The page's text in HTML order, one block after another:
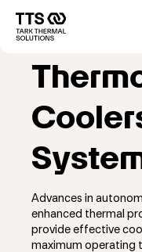
zum
Inhalt
Advances in
enhanced thermal
provide effective
maximum operating